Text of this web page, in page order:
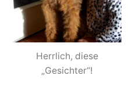
Herrlich, diese
„Gesichter“!